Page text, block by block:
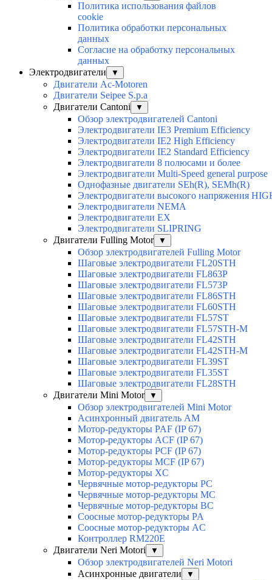
Политика использования файлов
cookie
Политика обработки персональных
данных
Согласие на обработку персональных
данных
Электродвигатели
▼
Двигатели Ac-Motoren
Двигатели Seipee S.p.a
Двигатели Cantoni
▼
Обзор электродвигателей Cantoni
Электродвигатели IE3 Premium Efficiency
Электродвигатели IE2 High Efficiency
Электродвигатели IE2 Standard Efficiency
Электродвигатели 8 полюсами и более
Электродвигатели Multi-Speed general purpose
Однофазные двигатели SEh(R), SEMh(R)
Электродвигатели высокого напряжения
Электродвигатели NEMA
Электродвигатели EX
Электродвигатели SLIPRING
Двигатели Fulling Motor
▼
Обзор электродвигателей Fulling Motor
Шаговые электродвигатели FL20STH
Шаговые электродвигатели FL863P
Шаговые электродвигатели FL573P
Шаговые электродвигатели FL86STH
Шаговые электродвигатели FL60STH
Шаговые электродвигатели FL57ST
Шаговые электродвигатели FL57STH-M
Шаговые электродвигатели FL42STH
Шаговые электродвигатели FL42STH-M
Шаговые электродвигатели FL39ST
Шаговые электродвигатели FL35ST
Шаговые электродвигатели FL28STH
Двигатели Mini Motor
▼
Обзор электродвигателей Mini Motor
Асинхронный двигатель AM
Мотор-редукторы PAF (IP 67)
Мотор-редукторы ACF (IP 67)
Мотор-редукторы PCF (IP 67)
Мотор-редукторы MCF (IP 67)
Мотор-редукторы XC
Червячные мотор-редукторы PC
Червячные мотор-редукторы MC
Червячные мотор-редукторы BC
Соосные мотор-редукторы PA
Соосные мотор-редукторы AC
Контроллер RM220E
Двигатели Neri Motori
▼
Обзор электродвигателей Neri Motori
Асинхронные двигатели
▼